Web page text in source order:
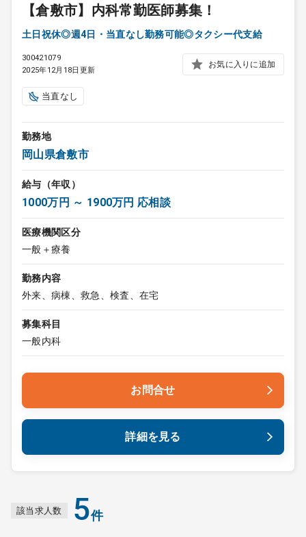
【倉敷市】内科常勤医師募集！
土日祝休◎週4日・当直なし勤務可能◎タクシー代支給
300421079
2025年12月18日更新
お気に入りに追加
当直なし
勤務地
岡山県倉敷市
給与（年収）
1000万円 ～ 1900万円 応相談
医療機関区分
一般＋療養
勤務内容
外来、病棟、救急、検査、在宅
募集科目
一般内科
お問合せ
詳細を見る
該当求人数 5件